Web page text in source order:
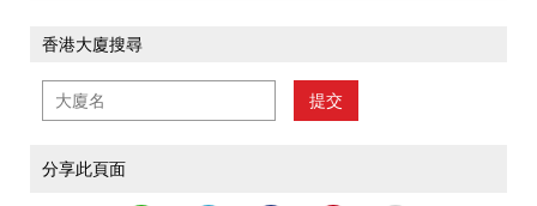
香港大廈搜尋
提交
分享此頁面